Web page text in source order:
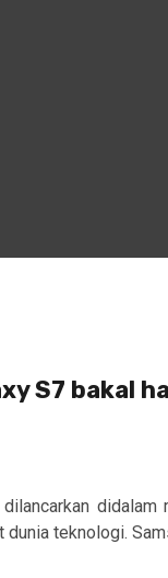
S7 bakal
teknologi.